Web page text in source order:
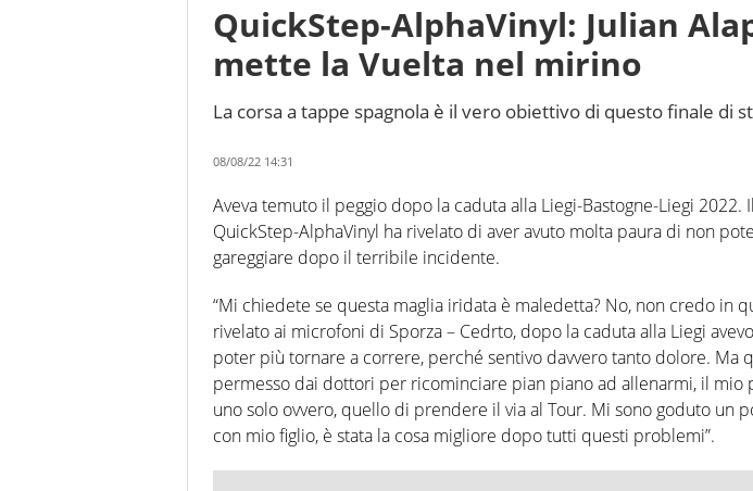
QuickStep-AlphaVinyl: Julian
mette la Vuelta nel mirino
La corsa a tappe spagnola è il vero obiettivo di questo finale di
08/08/22 14:31
Aveva temuto il peggio dopo la caduta alla Liegi-Bastogne-Liegi
QuickStep-AlphaVinyl ha rivelato di aver avuto molta paura di non
gareggiare dopo il terribile incidente.
“Mi chiedete se questa maglia iridata è maledetta? No, non credo in
rivelato ai microfoni di Sporza – Cedrto, dopo la caduta alla Liegi
poter più tornare a correre, perché sentivo davvero tanto dolore. Ma
permesso dai dottori per ricominciare pian piano ad allenarmi, il mio
uno solo ovvero, quello di prendere il via al Tour. Mi sono goduto un
con mio figlio, è stata la cosa migliore dopo tutti questi problemi”.